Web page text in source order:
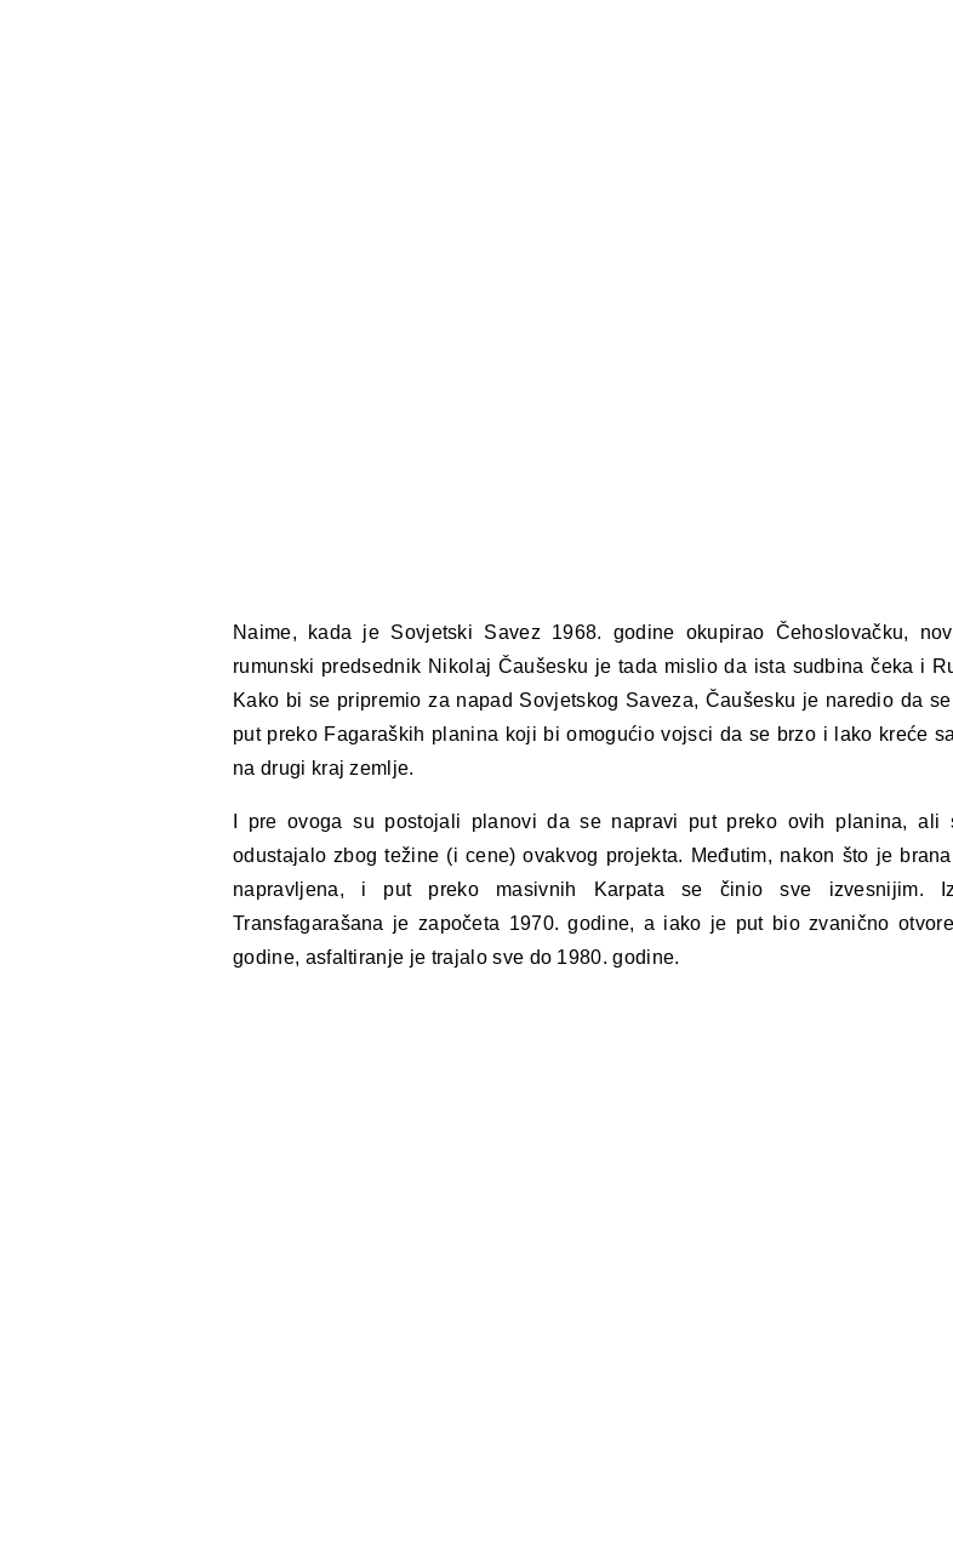
Naime, kada je Sovjetski Savez 1968. godine okupirao Čehoslovačku,
rumunski predsednik Nikolaj Čaušesku je tada mislio da ista sudbina čeka i
Kako bi se pripremio za napad Sovjetskog Saveza, Čaušesku je naredio da
put preko Fagaraških planina koji bi omogućio vojsci da se brzo i lako kreće
na drugi kraj zemlje.
I pre ovoga su postojali planovi da se napravi put preko ovih planina, ali
odustajalo zbog težine (i cene) ovakvog projekta. Međutim, nakon što je
napravljena, i put preko masivnih Karpata se činio sve izvesnijim.
Transfagarašana je započeta 1970. godine, a iako je put bio zvanično
godine, asfaltiranje je trajalo sve do 1980. godine.